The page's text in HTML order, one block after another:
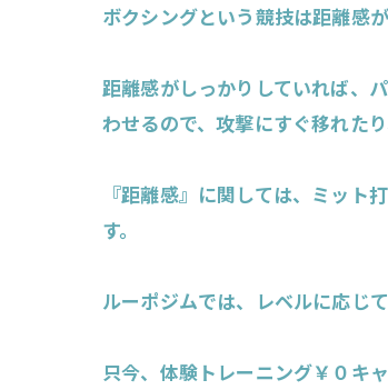
ボクシングという競技は距離感
距離感がしっかりしていれば、
わせるので、攻撃にすぐ移れた
『距離感』に関しては、ミッ
す。
ルーポジムでは、レベルに応じ
只今、体験トレーニング￥０キ